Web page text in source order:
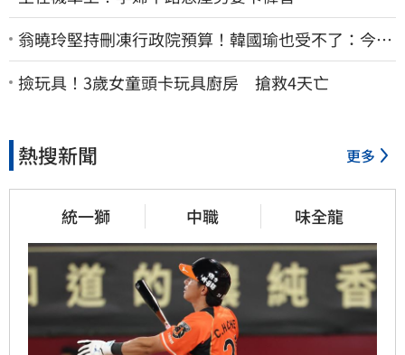
翁曉玲堅持刪凍行政院預算！韓國瑜也受不了：今年
剩4個月你思考一下
撿玩具！3歲女童頭卡玩具廚房 搶救4天亡
熱搜新聞 更多
統一獅 中職 味全龍